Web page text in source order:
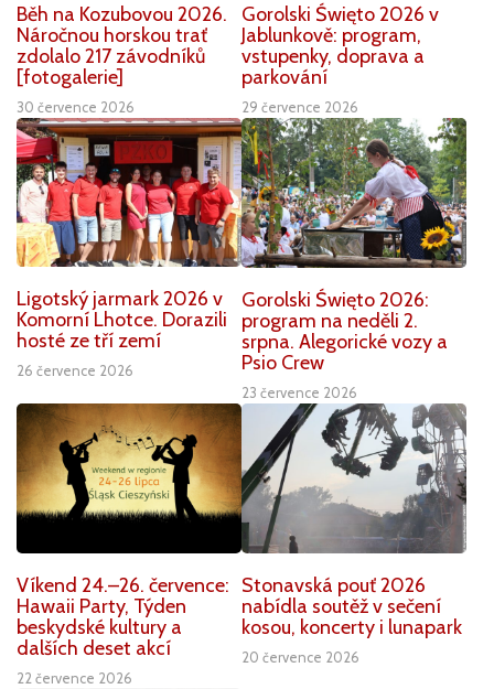
Běh na Kozubovou 2026.
Náročnou horskou trať
zdolalo 217 závodníků
[fotogalerie]
30 července 2026
Gorolski Święto 2026 v
Jablunkově: program,
vstupenky, doprava a
parkování
29 července 2026
Ligotský jarmark 2026 v
Komorní Lhotce. Dorazili
hosté ze tří zemí
26 července 2026
Gorolski Święto 2026:
program na neděli 2.
srpna. Alegorické vozy a
Psio Crew
23 července 2026
Víkend 24.–26. července:
Hawaii Party, Týden
beskydské kultury a
dalších deset akcí
22 července 2026
Stonavská pouť 2026
nabídla soutěž v sečení
kosou, koncerty i lunapark
20 července 2026